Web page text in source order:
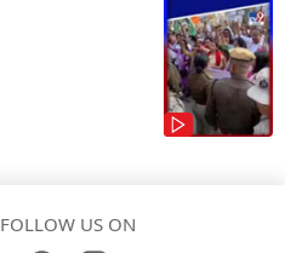
FOLLOW US ON